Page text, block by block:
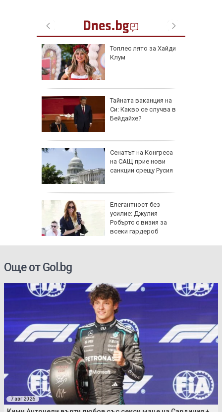
Топлес лято за Хайди
Клум
Тайната ваканция на
Си: Какво се случва в
Бейдайхе?
Сенатът на Конгреса
на САЩ прие нови
санкции срещу Русия
Елегантност без
усилие: Джулия
Робъртс с визия за
всеки гардероб
Още от Gol.bg
7 авг 2026